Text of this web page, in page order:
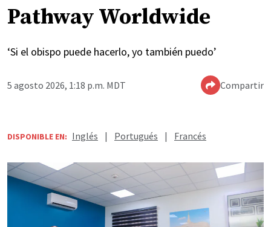
Pathway Worldwide
‘Si el obispo puede hacerlo, yo también puedo’
5 agosto 2026, 1:18 p.m. MDT Compartir
DISPONIBLE EN: Inglés | Portugués | Francés